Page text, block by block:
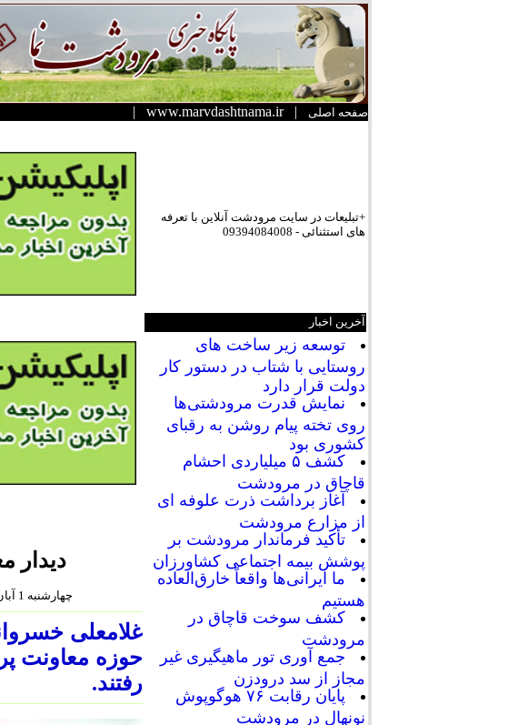
صفحه اصلی |
www.marvdashtnama.ir
|
+تبلیعات در سایت مرودشت آنلاین با تعرفه
های استثنائی - 09394084008
آخرین اخبار
توسعه زیر ساخت های
روستایی با شتاب در دستور کار
دولت قرار دارد
نمایش قدرت مرودشتی‌ها
روی تخته پیام روشن به رقبای
کشوری بود
کشف ۵ میلیاردی احشام
قاچاق در مرودشت
آغاز برداشت ذرت علوفه ای
از مزارع مرودشت
تأکید فرماندار مرودشت بر
پوشش بیمه اجتماعی کشاورزان
ما ایرانی‌ها واقعاً خارق‌العاده
هستیم
کشف سوخت قاچاق در
مرودشت
جمع آوری تور ماهیگیری غیر
مجاز از سد درودزن
پایان رقابت‌ ۷۶ هوگوپوش
نونهال در مرودشت
دیدار
چهارشنبه 1 آبان 1392
غلامعلی
حوزه معاونت
رفتند.